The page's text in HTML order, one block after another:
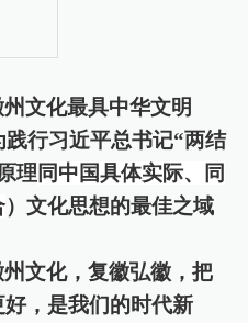
文化最具中华文明
践行习近平总书记“两结
理 同中国具体实际、同
）文化思想的最佳之域
文化，复徽弘徽，把
，是我们的时代新